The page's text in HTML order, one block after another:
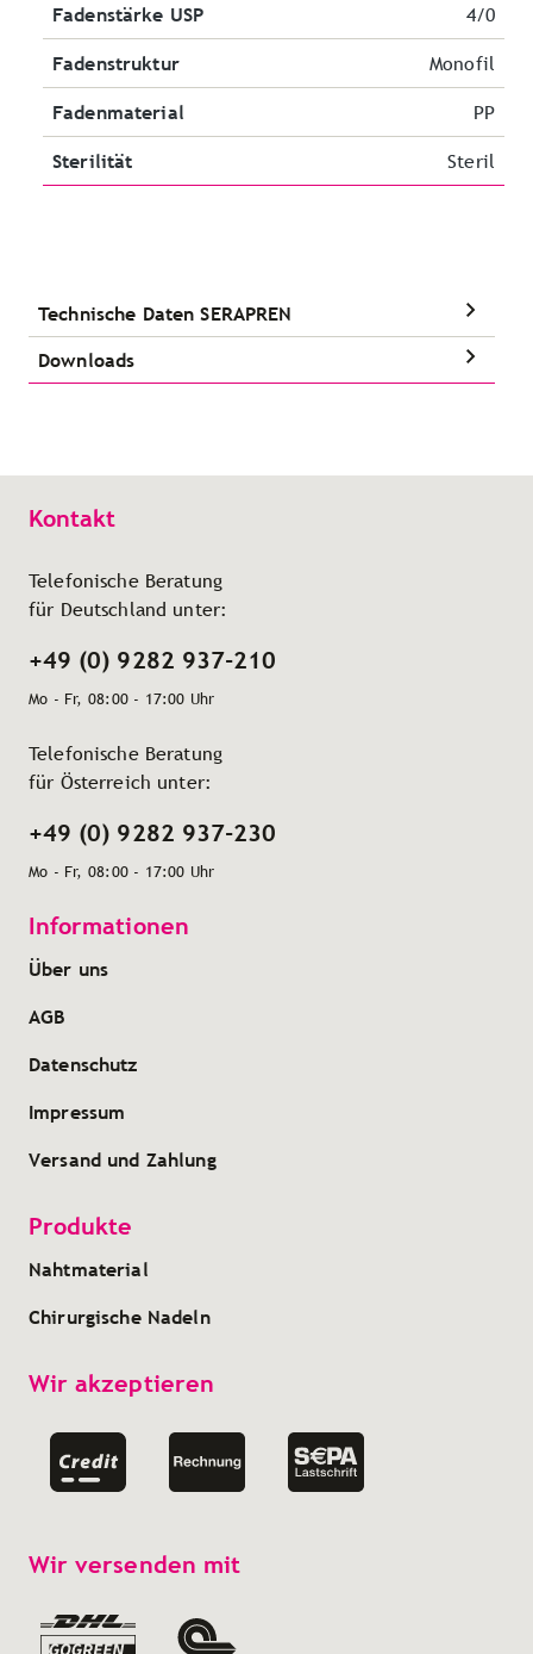
Fadenstärke USP 4/0
Fadenstruktur Monofil
Fadenmaterial PP
Sterilität Steril
Technische Daten SERAPREN
Downloads
Kontakt
Telefonische Beratung
für Deutschland unter:
+49 (0) 9282 937-210
Mo - Fr, 08:00 - 17:00 Uhr
Telefonische Beratung
für Österreich unter:
+49 (0) 9282 937-230
Mo - Fr, 08:00 - 17:00 Uhr
Informationen
Über uns
AGB
Datenschutz
Impressum
Versand und Zahlung
Produkte
Nahtmaterial
Chirurgische Nadeln
Wir akzeptieren
Wir versenden mit